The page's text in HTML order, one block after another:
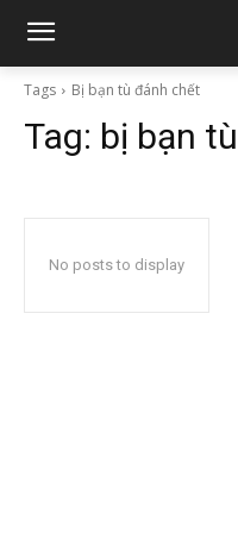
Tags Bị bạn tù đánh chết
Tag: bị bạn
No posts to display